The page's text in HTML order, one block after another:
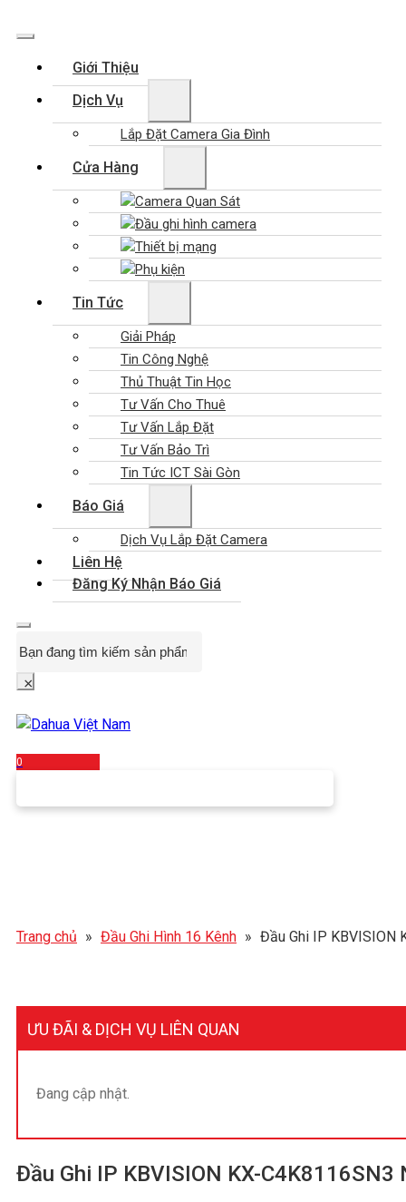
Giới Thiệu
Dịch Vụ
Lắp Đặt Camera Gia Đình
Cửa Hàng
Camera Quan Sát
Đầu ghi hình camera
Thiết bị mạng
Phụ kiện
Tin Tức
Giải Pháp
Tin Công Nghệ
Thủ Thuật Tin Học
Tư Vấn Cho Thuê
Tư Vấn Lắp Đặt
Tư Vấn Bảo Trì
Tin Tức ICT Sài Gòn
Báo Giá
Dịch Vụ Lắp Đặt Camera
Liên Hệ
Đăng Ký Nhận Báo Giá
×
0
Trang chủ » Đầu Ghi Hình 16 Kênh » Đầu Ghi IP KBVISION
ƯU ĐÃI & DỊCH VỤ LIÊN QUAN
Đang cập nhật.
Đầu Ghi IP KBVISION KX-C4K8116SN3